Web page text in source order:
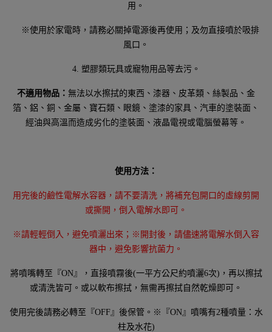
用。
※使用於家電時，請務必關掉電源後再使用；及勿直接噴於吸排
風口。
4. 塑膠類玩具或寵物用品等去污。
不適用物品： 無法以水擦拭的東西、漆器、皮革類、絲製品、金
箔、鋁、銅、金屬、寶石類、眼鏡、塗漆的家具、汽車的塗裝面、
經油與高溫而造成劣化的塗裝面、液晶電視或電腦螢幕等。
使用方法：
用完後的鹼性電解水容器，請不要清洗，將補充包開口的虛線剪開
或撕開，倒入電解水即可。
※請輕輕倒入，避免噴灑出來；※開封後，請儘速將電解水倒入容
器中，避免影響抗菌力。
將噴嘴轉至『ON』，直接噴霧後(一平方公尺約噴灑6次)，再以擦拭
或清洗皆可。或以軟布擦拭，無需再擦拭自然乾燥即可。
使用完後請務必轉至『OFF』後保管。※『ON』噴嘴有2種噴量：水
柱及水花)